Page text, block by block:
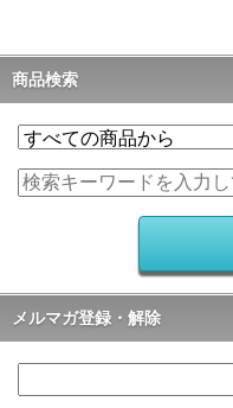
商品検索
メルマガ登録・解除